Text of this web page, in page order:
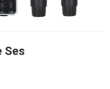
Ses